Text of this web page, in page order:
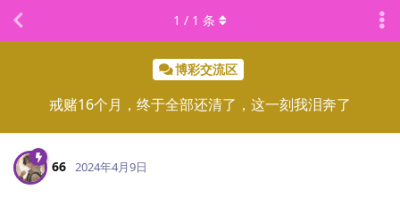
博彩交流区
戒赌16个月，终于全部还清了，这一刻我泪奔了
1 / 1 条
66 2024年4月9日